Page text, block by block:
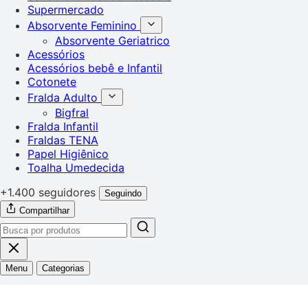
Supermercado
Absorvente Feminino
Absorvente Geriatrico
Acessórios
Acessórios bebê e Infantil
Cotonete
Fralda Adulto
Bigfral
Fralda Infantil
Fraldas TENA
Papel Higiênico
Toalha Umedecida
+1.400 seguidores
Seguindo
Compartilhar
Menu Categorias